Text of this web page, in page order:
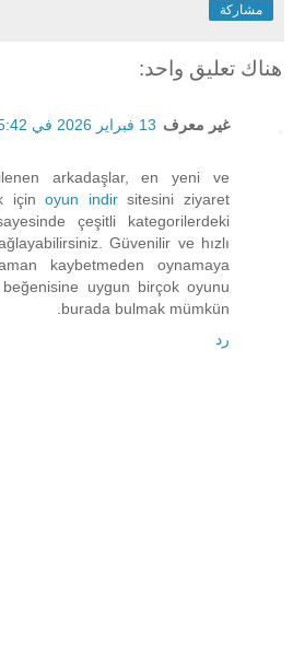
مشاركة
هناك تعليق واحد:
غير معرف 13 فبراير 2026 في 5:42 م
arkadaşlar, en yeni ve
içinoyun indirsitesini ziyaret
çeşitli kategorilerdeki
Güvenilir ve hızlı
kaybetmeden oynamaya
uygun birçok oyunu
burada bulmak mümkün.
رد